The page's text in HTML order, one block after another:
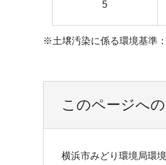
5
※土壌汚染に係る環境基準
このページへ
横浜市みどり環境局環